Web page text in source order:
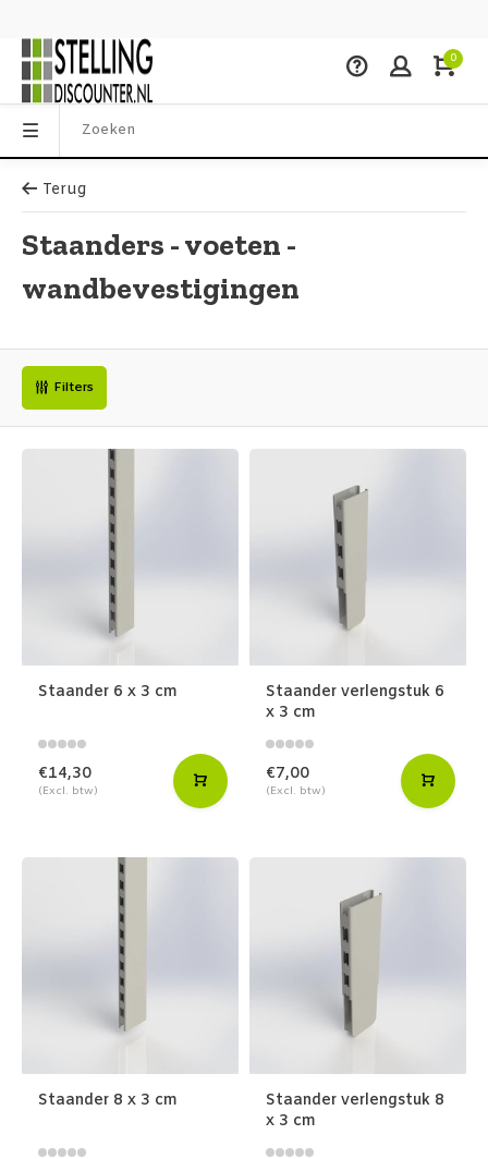
0
Terug
Staanders - voeten -
wandbevestigingen
Filters
Staander 6 x 3 cm
€14,30
(Excl. btw)
Staander verlengstuk 6
x 3 cm
€7,00
(Excl. btw)
Staander 8 x 3 cm
Staander verlengstuk 8
x 3 cm